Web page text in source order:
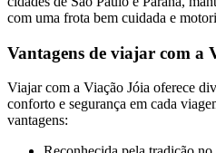
com uma frota bem cuidada e
Vantagens de viajar com a
Viajar com a Viação Jóia oferece
conforto e segurança em cada
vantagens: